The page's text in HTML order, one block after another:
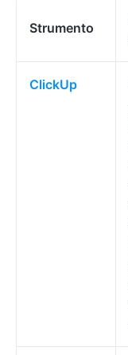
Strumento
ClickUp